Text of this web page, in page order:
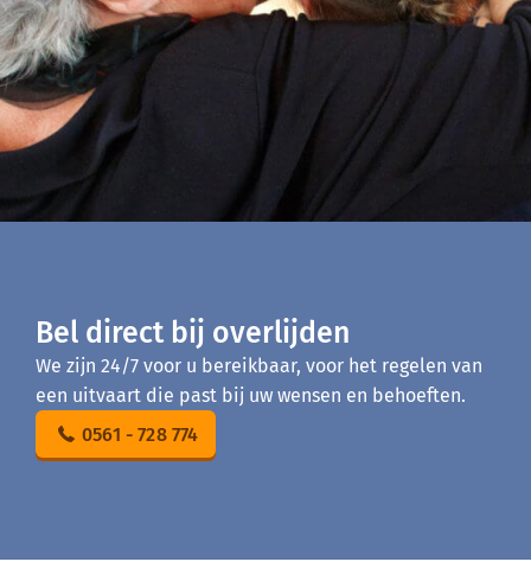
Bel direct bij overlijden
We zijn 24/7 voor u bereikbaar, voor het regelen van
een uitvaart die past bij uw wensen en behoeften.
0561 - 728 774